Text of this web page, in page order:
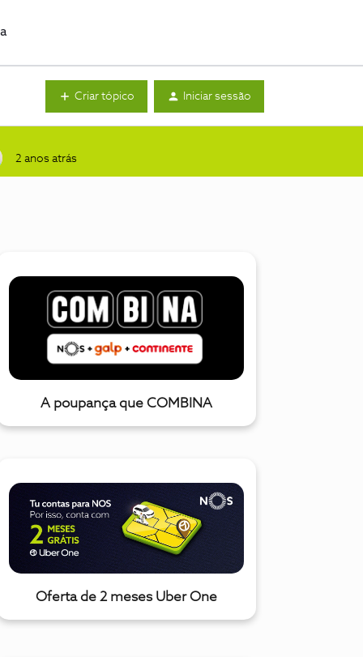
Criar tópico Iniciar sessão
2 anos atrás
A poupança que COMBINA
Oferta de 2 meses Uber One